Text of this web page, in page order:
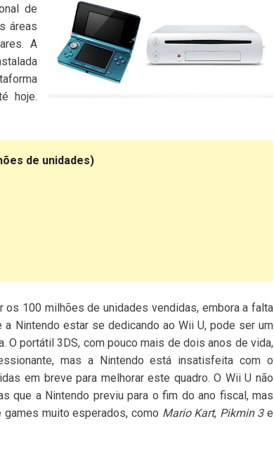
de
áreas
A
hoje.
de unidades)
100 milhões de unidades vendidas, embora a falta
Nintendo estar se dedicando ao Wii U, pode ser um
O portátil 3DS, com pouco mais de dois anos de vida,
mas a Nintendo está insatisfeita com o
em breve para melhorar este quadro. O Wii U não
que a Nintendo previu para o fim do ano fiscal, mas
muito esperados, como Mario Kart, Pikmin 3e